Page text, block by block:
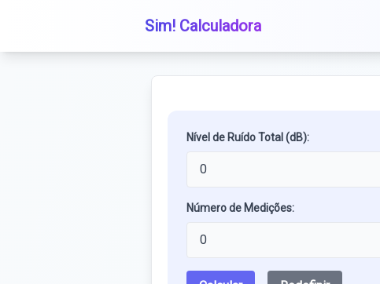
Sim! Calculadora
Nível de Ruído Total (dB):
Número de Medições: